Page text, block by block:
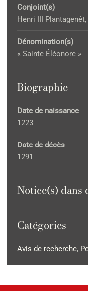
Conjoint(s)
Henri III Plantagenêt,
Dénomination(s)
« Sainte Éléonore »
Biographie
Date de naissance
1223
Date de décès
1291
Notice(s) dans
Catégories
Avis de recherche,